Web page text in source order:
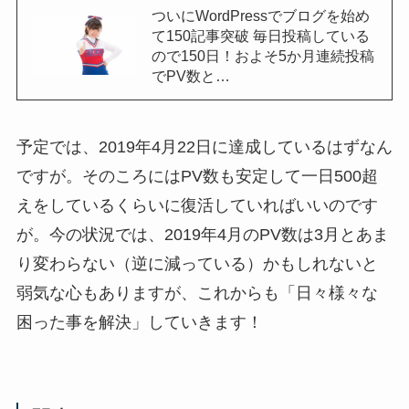
ついにWordPressでブログを始め
て150記事突破 毎日投稿している
ので150日！およそ5か月連続投稿
でPV数と…
予定では、2019年4月22日に達成しているはずなん
ですが。そのころにはPV数も安定して一日500超
えをしているくらいに復活していればいいのです
が。今の状況では、2019年4月のPV数は3月とあま
り変わらない（逆に減っている）かもしれないと
弱気な心もありますが、これからも「日々様々な
困った事を解決」していきます！